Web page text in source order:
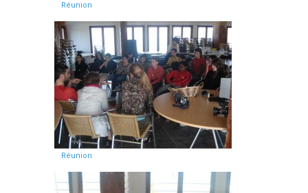
Réunion
Réunion